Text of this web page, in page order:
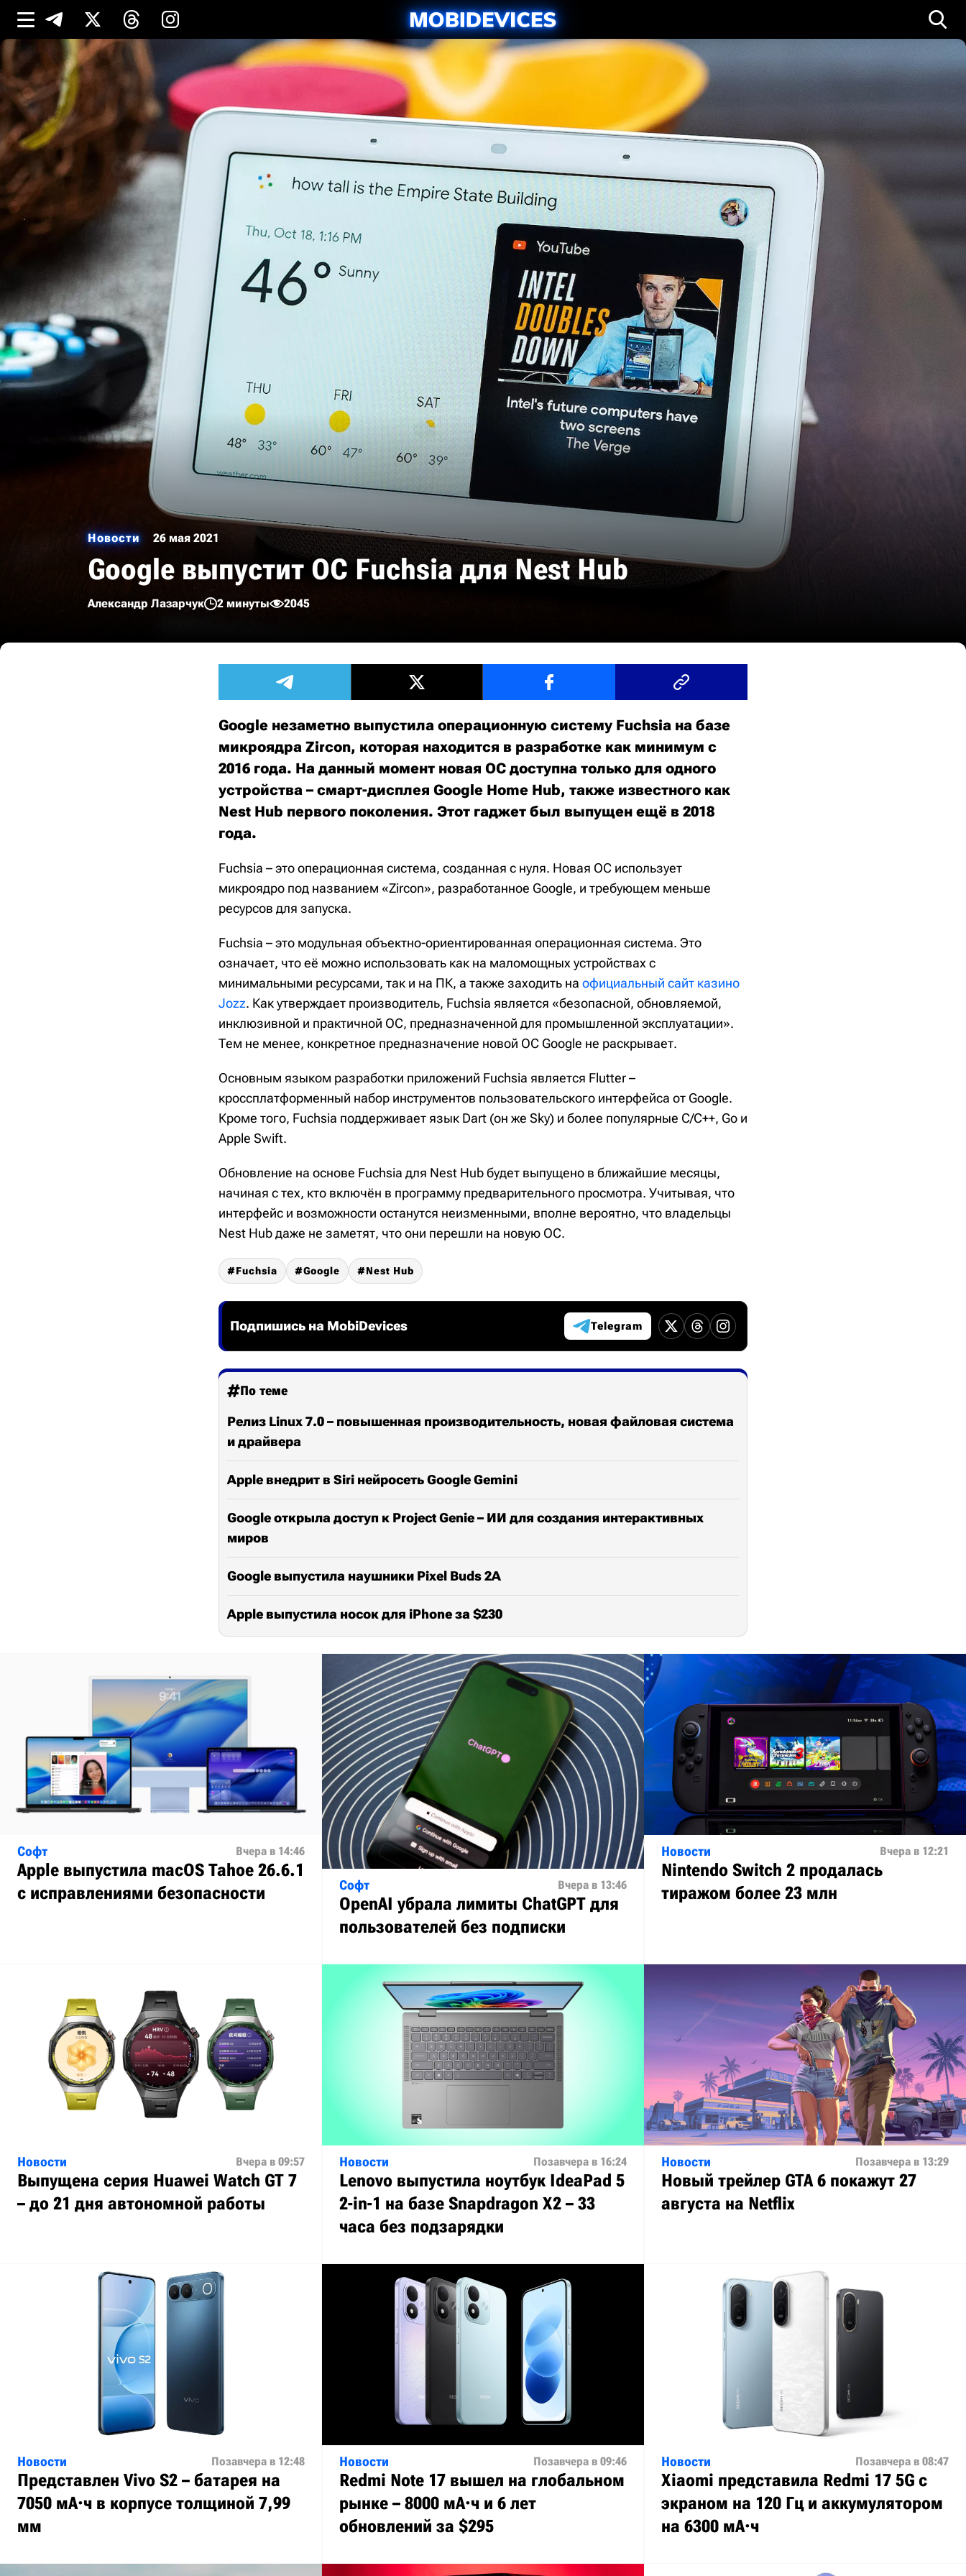
Новости 26 мая 2021
Google выпустит ОС Fuchsia для Nest Hub
Александр Лазарчук 2 минуты 2045
Google незаметно выпустила операционную систему Fuchsia на базе
микроядра Zircon, которая находится в разработке как минимум с
2016 года. На данный момент новая ОС доступна только для одного
устройства – смарт-дисплея Google Home Hub, также известного как
Nest Hub первого поколения. Этот гаджет был выпущен ещё в 2018
года.
Fuchsia – это операционная система, созданная с нуля. Новая ОС использует
микроядро под названием «Zircon», разработанное Google, и требующем меньше
ресурсов для запуска.
Fuchsia – это модульная объектно-ориентированная операционная система. Это
означает, что её можно использовать как на маломощных устройствах с
минимальными ресурсами, так и на ПК, а также заходить на официальный сайт казино
Jozz. Как утверждает производитель, Fuchsia является «безопасной, обновляемой,
инклюзивной и практичной ОС, предназначенной для промышленной эксплуатации».
Тем не менее, конкретное предназначение новой ОС Google не раскрывает.
Основным языком разработки приложений Fuchsia является Flutter –
кроссплатформенный набор инструментов пользовательского интерфейса от Google.
Кроме того, Fuchsia поддерживает язык Dart (он же Sky) и более популярные C/C++, Go и
Apple Swift.
Обновление на основе Fuchsia для Nest Hub будет выпущено в ближайшие месяцы,
начиная с тех, кто включён в программу предварительного просмотра. Учитывая, что
интерфейс и возможности останутся неизменными, вполне вероятно, что владельцы
Nest Hub даже не заметят, что они перешли на новую ОС.
Fuchsia Google Nest Hub
Подпишись на MobiDevices Telegram
По теме
Релиз Linux 7.0 – повышенная производительность, новая файловая система
и драйвера
Apple внедрит в Siri нейросеть Google Gemini
Google открыла доступ к Project Genie – ИИ для создания интерактивных
миров
Google выпустила наушники Pixel Buds 2A
Apple выпустила носок для iPhone за $230
Софт Вчера в 14:46
Apple выпустила macOS Tahoe 26.6.1
с исправлениями безопасности
Софт Вчера в 13:46
OpenAI убрала лимиты ChatGPT для
пользователей без подписки
Новости Вчера в 12:21
Nintendo Switch 2 продалась
тиражом более 23 млн
Новости Вчера в 09:57
Выпущена серия Huawei Watch GT 7
– до 21 дня автономной работы
Новости Позавчера в 16:24
Lenovo выпустила ноутбук IdeaPad 5
2-in-1 на базе Snapdragon X2 – 33
часа без подзарядки
Новости Позавчера в 13:29
Новый трейлер GTA 6 покажут 27
августа на Netflix
Новости Позавчера в 12:48
Представлен Vivo S2 – батарея на
7050 мА·ч в корпусе толщиной 7,99
мм
Новости Позавчера в 09:46
Redmi Note 17 вышел на глобальном
рынке – 8000 мА·ч и 6 лет
обновлений за $295
Новости Позавчера в 08:47
Xiaomi представила Redmi 17 5G с
экраном на 120 Гц и аккумулятором
на 6300 мА·ч